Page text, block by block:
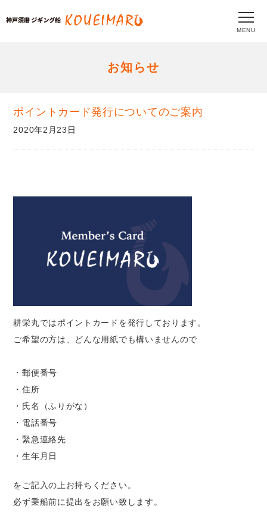
MENU
お知らせ
ポイントカード発行についてのご案内
2020年2月23日
耕栄丸ではポイントカードを発行しております。
ご希望の方は、どんな用紙でも構いませんので
・郵便番号
・住所
・氏名（ふりがな）
・電話番号
・緊急連絡先
・生年月日
をご記入の上お持ちください。
必ず乗船前に提出をお願い致します。